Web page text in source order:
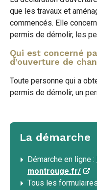
que les travaux et
commencés. Elle
permis de démolir, les
Qui est concerné
d’ouverture de
Toute personne qui a
permis de démolir, un
La démarche
Démarche en ligne :
montrouge.fr/
Tous les